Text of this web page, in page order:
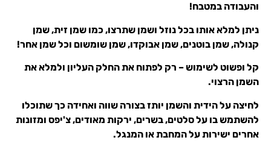
והעבודה במטבח!
ניתן למלא אותו בכל נוזל ושמן שתרצו, כמו שמן זית, שמן
קנולה, שמן בוטנים, שמן אבוקדו, שמן שומשום וכל שמן אחר!
קל ופשוט לשימוש – רק לפתוח את החלק העליון ולמלא את
השמן הרצוי.
לחיצה על הידית והשמן יותז בצורה שווה ואחידה כך שתוכלו
להשתמש בו על סלטים, בשרים, ירקות מאודים, צ'יפס ומזונות
אחרים ישירות על המחבת או המנגל.